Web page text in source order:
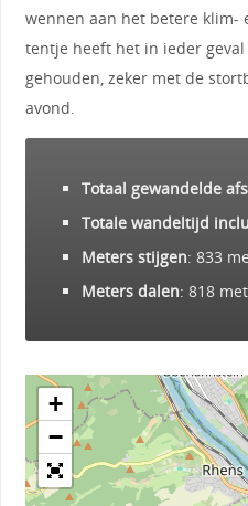
wennen aan het betere klim-
tentje heeft het in ieder
gehouden, zeker met de
avond.
Totaal gewandelde
Totale wandeltijd
Meters stijgen: 833
Meters dalen: 818
+
−